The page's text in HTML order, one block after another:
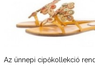
Az ünnepi cipőkollekció